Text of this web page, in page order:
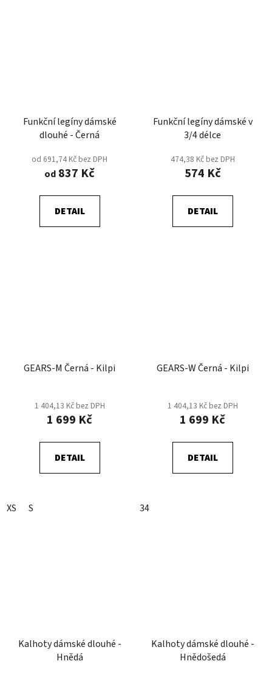
Funkční legíny dámské
dlouhé - Černá
od 691,74 Kč bez DPH
od 837 Kč
DETAIL
Funkční legíny dámské v
3/4 délce
474,38 Kč bez DPH
574 Kč
DETAIL
GEARS-M Černá - Kilpi
1 404,13 Kč bez DPH
1 699 Kč
DETAIL
XS S
GEARS-W Černá - Kilpi
1 404,13 Kč bez DPH
1 699 Kč
DETAIL
34
Kalhoty dámské dlouhé -
Hnědá
Kalhoty dámské dlouhé -
Hnědošedá